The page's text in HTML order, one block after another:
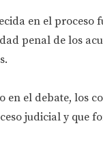
en el proceso
penal de los
en el debate, los
judicial y que